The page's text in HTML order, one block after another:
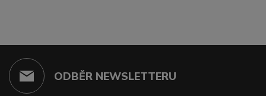
ODBĚR NEWSLETTERU